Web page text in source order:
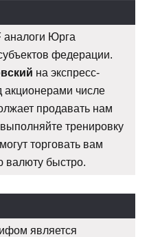
аналоги Юрга
федерации.
на экспресс-
акционерами числе
продавать нам
тренировку
торговать вам
валюту быстро.
является